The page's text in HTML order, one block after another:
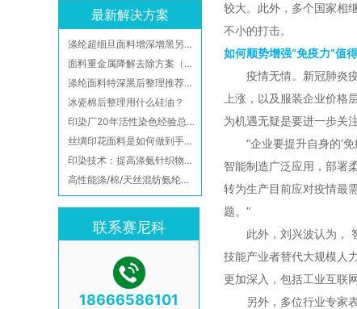
最新解决方案
涤纶超细旦面料增深增黑另类工艺参考
面料重金属降解去除方案（有效去除游离甲醛、铜、铅、锡、镍、钴、锑、汞、镉和铋等重金属离子）附检测报告
涤纶面料特深黑后整理推荐加工方案-广州赛尼科高新材料
冰瓷棉后整理用什么硅油？
印染厂20年活性染色经验总结，你们都拿去，不保留了！
丝绸印花面料是如何做到手感柔软且不发批不翻丝？
印染技术：提高涤氨针织物深色牢度的方法
高性能涤/棉/天丝混纺氨纶弹力面料整理工艺
联系赛尼科
18666586101
较大。此外，多个国家相
不小的打击。
如何顺势增强“免疫力”值
疫情无情。新冠肺炎疫
上涨，以及服装企业价
为机遇无疑是要进一步关
“企业要提升自身的‘免
智能制造广泛应用，部署
转为生产目前应对疫情最
题。”
此外，刘兴波认为， 智
技能产业者替代大规模人
更加深入，包括工业互联
另外，多位行业专家表